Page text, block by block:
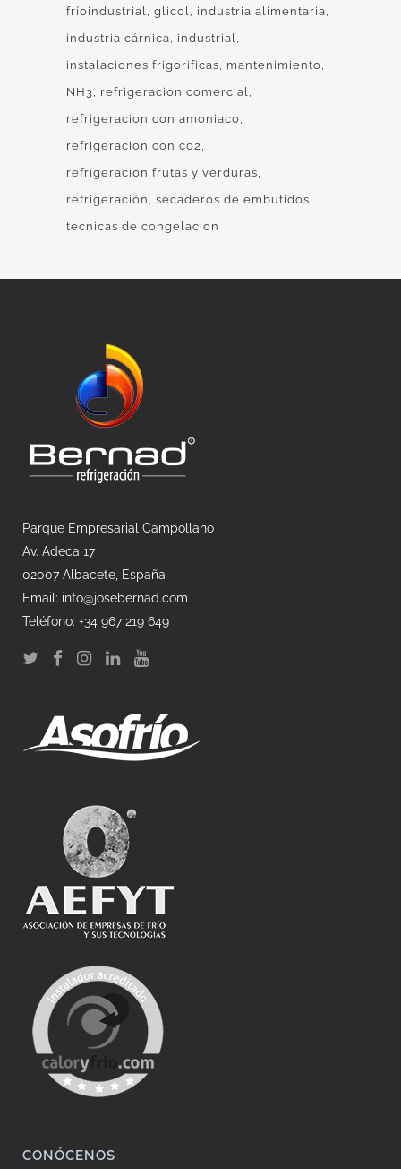
fríoindustrial glicol
industria alimentaria
industria cárnica
industrial
instalaciones frigorificas
mantenimiento
NH3
refrigeracion comercial
refrigeracion con amoniaco
refrigeracion con co2
refrigeracion frutas y verduras
refrigeración
secaderos de embutidos
tecnicas de congelacion
Parque Empresarial Campollano
Av. Adeca 17
02007 Albacete, España
Email: info@josebernad.com
Teléfono: +34 967 219 649
CONÓCENOS